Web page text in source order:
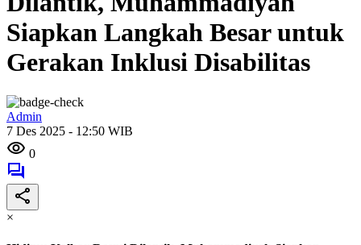
Siapkan Langkah Besar untuk
Gerakan Inklusi Disabilitas
Admin
7 Des 2025 - 12:50 WIB
0
×